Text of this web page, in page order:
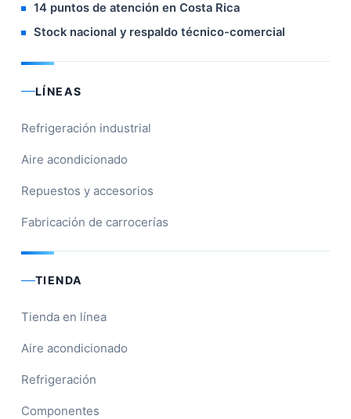
14 puntos de atención en Costa Rica
Stock nacional y respaldo técnico-comercial
LÍNEAS
Refrigeración industrial
Aire acondicionado
Repuestos y accesorios
Fabricación de carrocerías
TIENDA
Tienda en línea
Aire acondicionado
Refrigeración
Componentes